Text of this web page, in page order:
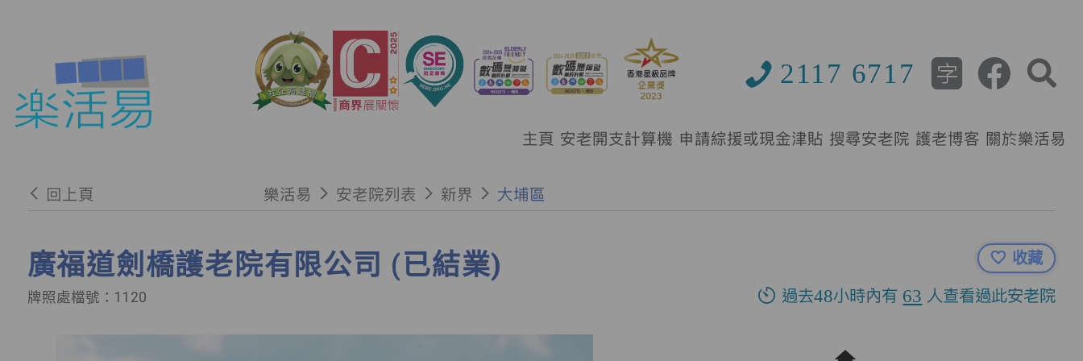
2117 6717
主頁 安老開支計算機 申請綜援或現金津貼 搜尋安老院 護老博客 關於樂活易
回上頁 樂活易 安老院列表 新界 大埔區
廣福道劍橋護老院有限公司 (已結業)
牌照處檔號：1120
收藏
過去48小時內有 63 人查看過此安老院